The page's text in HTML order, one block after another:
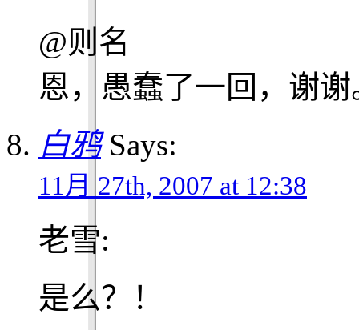
@则名
恩，愚蠢了一回，谢谢
白鸦Says:
11月 27th, 2007 at 12:38
老雪:
是么？！